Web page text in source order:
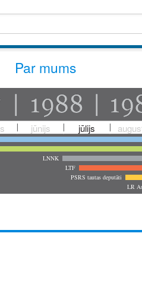
Par mums
jūnijs jūlijs
LNNK
LTF
PSRS tautas deputāti
LR